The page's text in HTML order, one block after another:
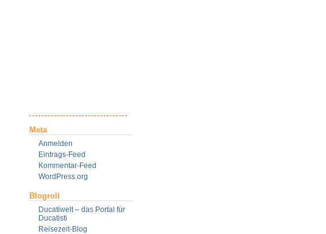
Meta
Anmelden
Eintrags-Feed
Kommentar-Feed
WordPress.org
Blogroll
Ducatiwelt – das Portal für
Ducatisti
Reisezeit-Blog